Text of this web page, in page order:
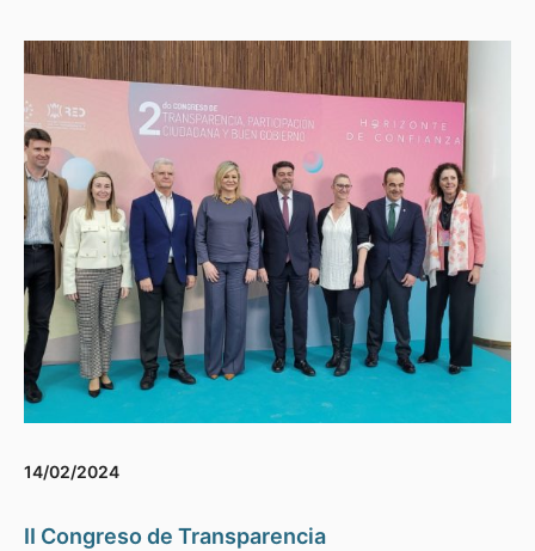
14/02/2024
II Congreso de Transparencia